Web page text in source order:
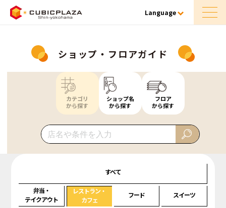
Language
ショップ・フロアガイド
カテゴリ
から探す
ショップ名
から探す
フロア
から探す
すべて
弁当・
テイクアウト
レストラン・
カフェ
フード スイーツ